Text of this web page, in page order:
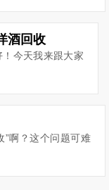
酒回收
今天我来跟大家
”啊？这个问题可难